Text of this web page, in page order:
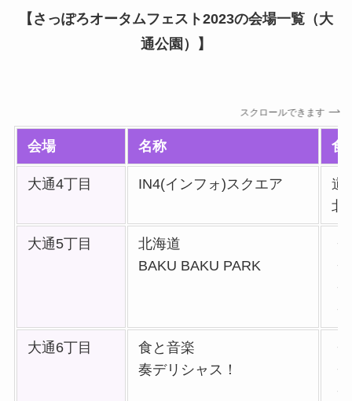
【さっぽろオータムフェスト2023の会場一覧（大
通公園）】
スクロールできます
会場 名称 食
大通4丁目 IN4(インフォ)スクエア
道
北
大通5丁目
北海道
BAKU BAKU PARK
大通6丁目
食と音楽
奏デリシャス！